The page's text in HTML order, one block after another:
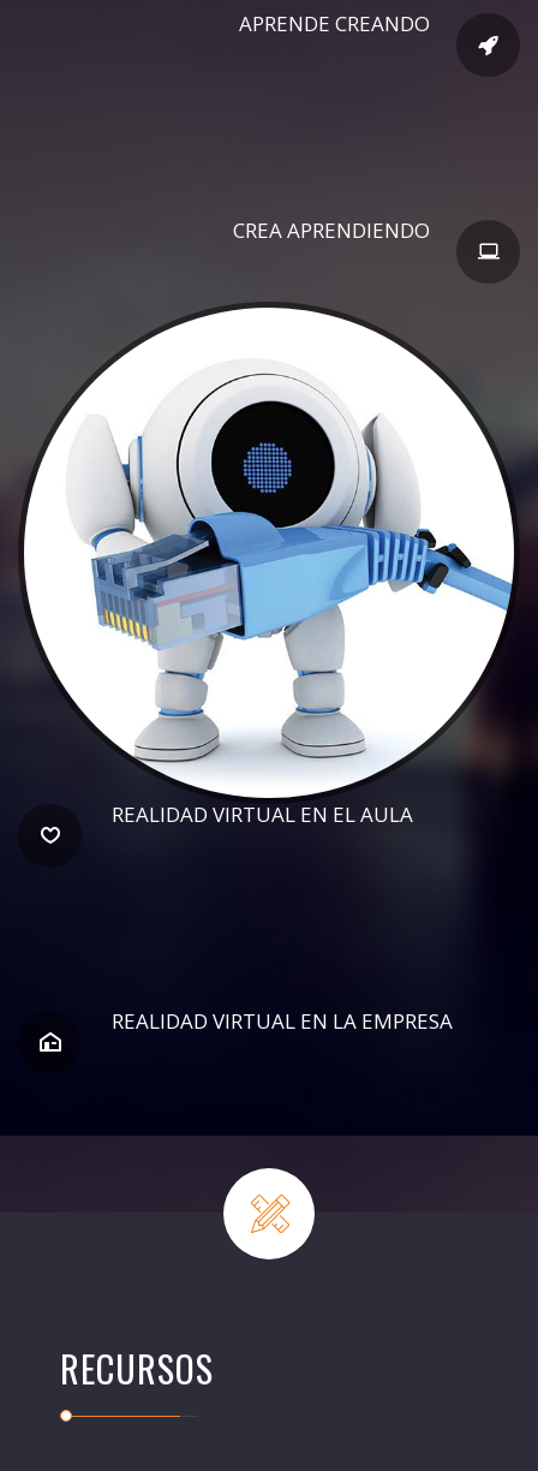
APRENDE CREANDO
CREA APRENDIENDO
REALIDAD VIRTUAL EN EL AULA
REALIDAD VIRTUAL EN LA EMPRESA
RECURSOS